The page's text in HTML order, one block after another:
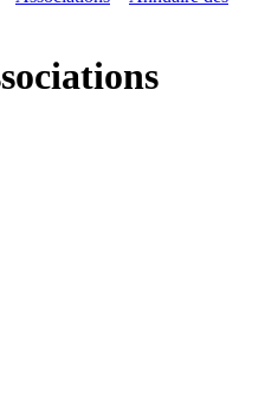
page flux